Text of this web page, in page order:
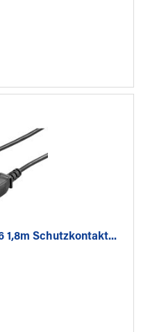
1,8m Schutzkontakt...